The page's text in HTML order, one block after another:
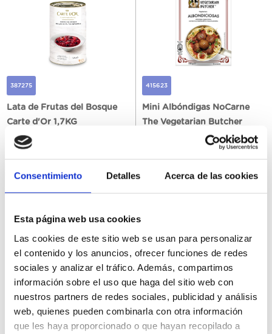
Consentimiento Detalles Acerca de las cookies
Esta página web usa cookies
Las cookies de este sitio web se usan para personalizar
el contenido y los anuncios, ofrecer funciones de redes
sociales y analizar el tráfico. Además, compartimos
información sobre el uso que haga del sitio web con
nuestros partners de redes sociales, publicidad y análisis
web, quienes pueden combinarla con otra información
que les haya proporcionado o que hayan recopilado a
387275
Lata de Frutas del Bosque
Carte d'Or 1,7KG
رجسٹر ہونا
415623
Mini Albóndigas NoCarne
The Vegetarian Butcher
رجسٹر ہونا